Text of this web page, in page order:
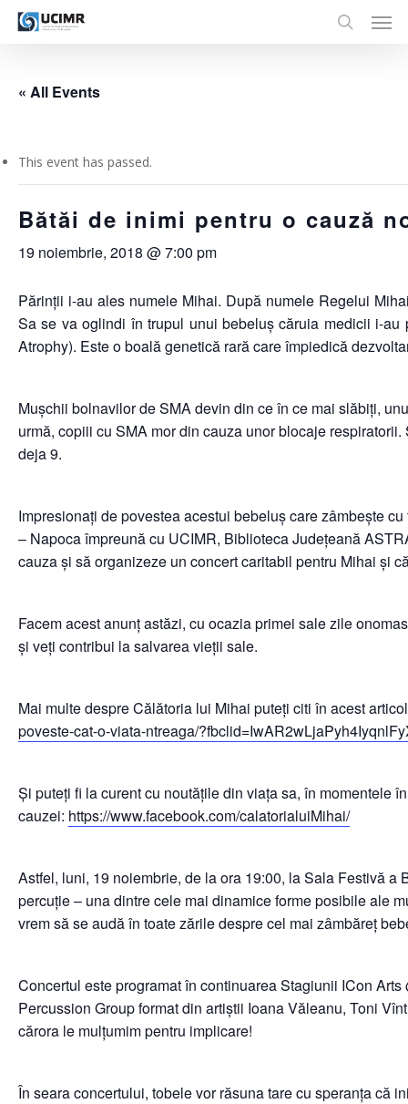
Skip
« All Events
This event has passed.
Bătăi de inimi pentru o cauză
19 noiembrie, 2018 @ 7:00 pm
Părinții i-au ales numele Mihai. După numele Regelui
Sa se va oglindi în trupul unui bebeluș căruia medicii i-
Atrophy). Este o boală genetică rară care împiedică
Mușchii bolnavilor de SMA devin din ce în ce mai slăbiți,
urmă, copiii cu SMA mor din cauza unor blocaje
deja 9.
Impresionați de povestea acestui bebeluș care zâmbește
– Napoca împreună cu UCIMR, Biblioteca Județeană
cauza și să organizeze un concert caritabil pentru Mihai și
Facem acest anunț astăzi, cu ocazia primei sale zile
și veți contribui la salvarea vieții sale.
Mai multe despre Călătoria lui Mihai puteți citi în acest
poveste-cat-o-viata-ntreaga/
Și puteți fi la curent cu noutățile din viața sa, în momentele
cauzei: https://www.facebook.com/calatorialuiMihai/
Astfel, luni, 19 noiembrie, de la ora 19:00, la Sala Festivă
percuție – una dintre cele mai dinamice forme posibile ale
vrem să se audă în toate zările despre cel mai zâmbăreț
Concertul este programat în continuarea Stagiunii ICon
Percussion Group format din artiștii Ioana Văleanu, Toni
cărora le mulțumim pentru implicare!
În seara concertului, tobele vor răsuna tare cu speranța că